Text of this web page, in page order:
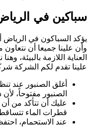
سباكين في
يؤكد السباكون في الرياض
وأن علينا جميعا أن نتعاون
العناية اللازمة بالبيئة،
علينا تقدم لكم الشركة
أغلق الصنبور عند
الصنبور مفتوحاً،
عليك أن تتأكد من أن
قطرات الماء تتساقط
عند الاستحمام،